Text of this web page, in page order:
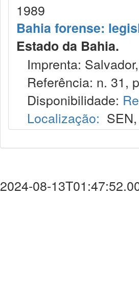
1989
Bahia forense:
Estado da Bahia.
Imprenta:
Referência: n. 31,
Disponibilidade:
Localização: SEN,
2024-08-